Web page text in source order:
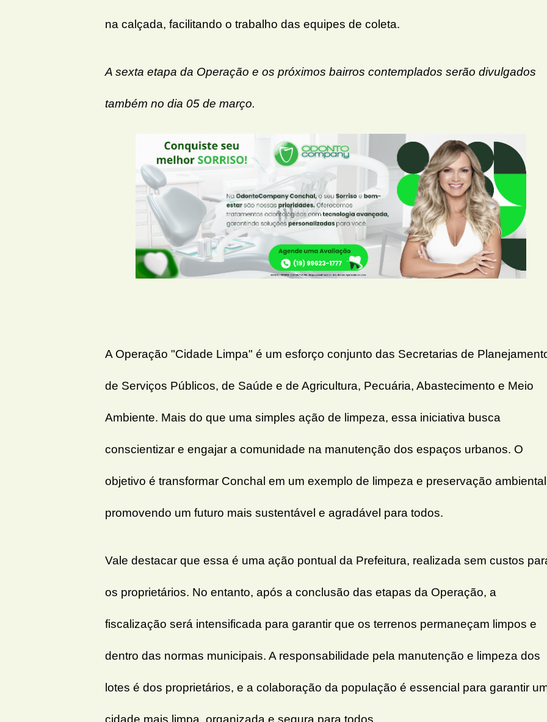
na calçada, facilitando o trabalho das equipes de coleta.
A sexta etapa da Operação e os próximos bairros contemplados serão divulgados
também no dia 05 de março.
A Operação "Cidade Limpa" é um esforço conjunto das Secretarias de
de Serviços Públicos, de Saúde e de Agricultura, Pecuária, Abastecimento e Meio
Ambiente. Mais do que uma simples ação de limpeza, essa iniciativa busca
conscientizar e engajar a comunidade na manutenção dos espaços urbanos. O
objetivo é transformar Conchal em um exemplo de limpeza e preservação
promovendo um futuro mais sustentável e agradável para todos.
Vale destacar que essa é uma ação pontual da Prefeitura, realizada sem custos
os proprietários. No entanto, após a conclusão das etapas da Operação, a
fiscalização será intensificada para garantir que os terrenos permaneçam limpos e
dentro das normas municipais. A responsabilidade pela manutenção e limpeza dos
lotes é dos proprietários, e a colaboração da população é essencial para garantir
cidade mais limpa, organizada e segura para todos.